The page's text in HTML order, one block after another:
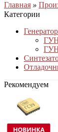
Главная »
Категории
ГУН
ГУН
Рекомендуем